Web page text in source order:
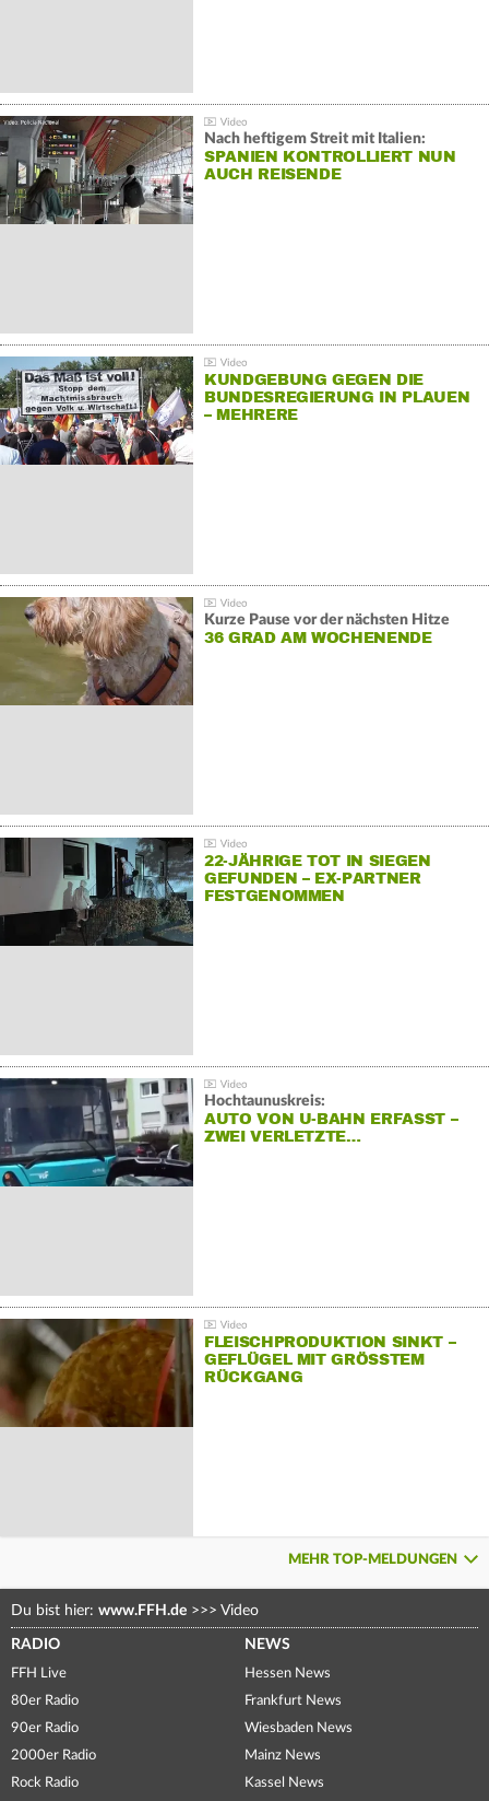
Nach heftigem Streit mit Italien:
SPANIEN KONTROLLIERT NUN
AUCH REISENDE
KUNDGEBUNG GEGEN DIE
BUNDESREGIERUNG IN PLAUEN
– MEHRERE
Kurze Pause vor der nächsten Hitze
36 GRAD AM WOCHENENDE
22-JÄHRIGE TOT IN SIEGEN
GEFUNDEN – EX-PARTNER
FESTGENOMMEN
Hochtaunuskreis:
AUTO VON U-BAHN ERFASST –
ZWEI VERLETZTE…
FLEISCHPRODUKTION SINKT –
GEFLÜGEL MIT GRÖSSTEM R
ÜCKGANG
MEHR TOP-MELDUNGEN
Du bist hier: www.FFH.de >>> Video
RADIO
FFH Live
80er Radio
90er Radio
2000er Radio
Rock Radio
NEWS
Hessen News
Frankfurt News
Wiesbaden News
Mainz News
Kassel News